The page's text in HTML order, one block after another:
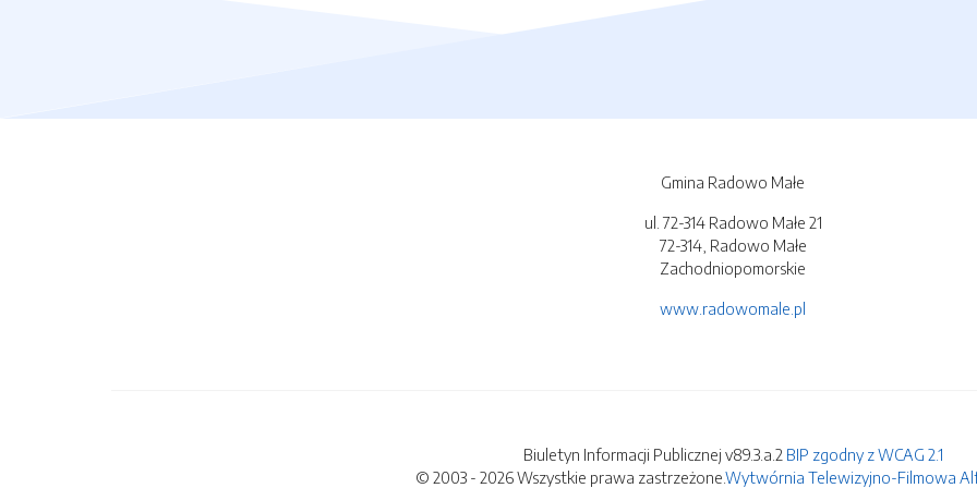
Gmina Radowo Małe
ul. 72-314 Radowo Małe 21
72-314, Radowo Małe
Zachodniopomorskie
www.radowomale.pl
Biuletyn Informacji Publicznej v89.3.a.2 BIP zgodny z WCAG 2.1
© 2003 - 2026 Wszystkie prawa zastrzeżone.Wytwórnia Telewizyjno-Filmowa